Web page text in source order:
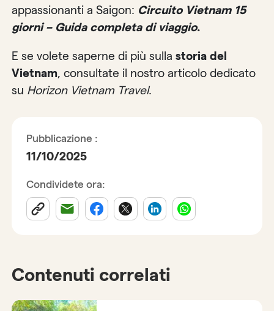
appassionanti a Saigon: Circuito Vietnam 15
giorni – Guida completa di viaggio.
E se volete saperne di più sullastoria del
Vietnam, consultate il nostro articolo dedicato
su Horizon Vietnam Travel.
Pubblicazione :
11/10/2025
Condividete ora:
Contenuti correlati